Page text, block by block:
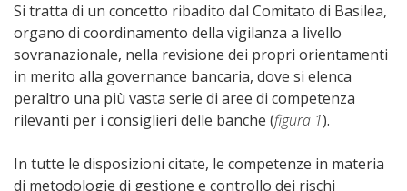
Si tratta di un concetto ribadito dal Comitato di Basilea,
organo di coordinamento della vigilanza a livello
sovranazionale, nella revisione dei propri orientamenti
in merito alla governance bancaria, dove si elenca
peraltro una più vasta serie di aree di competenza
rilevanti per i consiglieri delle banche (figura 1).
In tutte le disposizioni citate, le competenze in materia
di metodologie di gestione e controllo dei rischi